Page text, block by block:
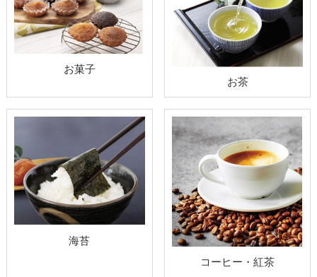
お菓子
お茶
海苔
コーヒー・紅茶